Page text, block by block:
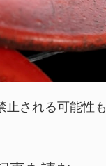
止される可能性も